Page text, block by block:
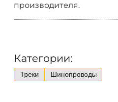
производителя.
Категории:
Треки Шинопроводы